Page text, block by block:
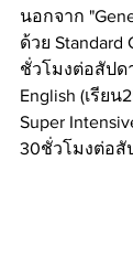
นอกจาก
ด้วย Standard
ชั่วโมงต่อสัปด
English (เรีย
Super
30ชั่วโมงต่อสั